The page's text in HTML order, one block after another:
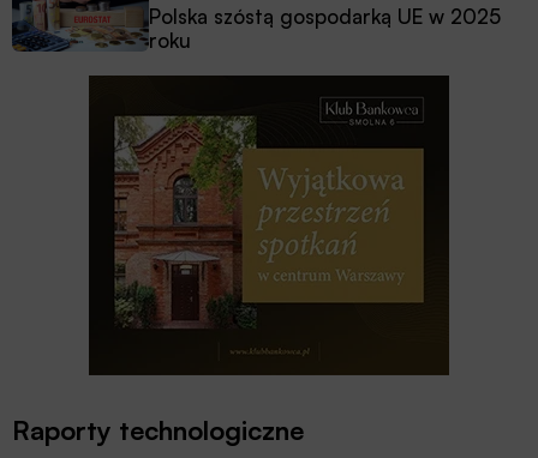
Polska szóstą gospodarką UE w 2025
roku
Raporty technologiczne